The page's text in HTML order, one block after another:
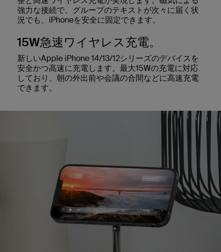
強力な接続で、グループのテキストが次々に届く状
況でも、iPhoneを安全に固定できます。
15W急速ワイヤレス充電。
新しいApple iPhone 14/13/12シリーズのデバイスを
安全かつ高速に充電します。最大15Wの充電に対応
しており、朝の外出前や会議の合間などに高速充電
できます。